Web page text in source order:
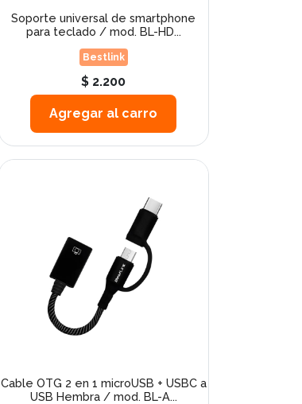
Soporte universal de smartphone
para teclado / mod. BL-HD...
Bestlink
$ 2.200
Agregar al carro
Cable OTG 2 en 1 microUSB + USBC a
USB Hembra / mod. BL-A...